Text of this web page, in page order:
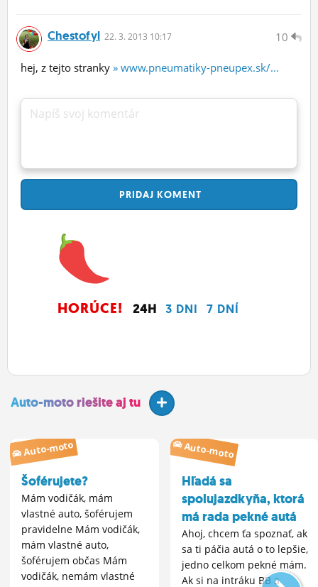
10
Chestofyl 22. 3. 2013 10:17
hej, z tejto stranky » www.pneumatiky-pneupex.sk/...
Napíš svoj komentár
PRIDAJ KOMENT
HORÚCE! 24H 3 DNI 7 DNÍ
Auto-moto riešite aj tu
Auto-moto
Šoférujete?
Mám vodičák, mám
vlastné auto, šoférujem
pravidelne Mám vodičák,
mám vlastné auto,
šoférujem občas Mám
vodičák, nemám vlastné
Auto-moto
Hľadá sa
spolujazdkyňa, ktorá
má rada pekné autá
Ahoj, chcem ťa spoznať, ak
sa ti páčia autá o to lepšie,
jedno celkom pekné mám.
Ak si na intráku BB a